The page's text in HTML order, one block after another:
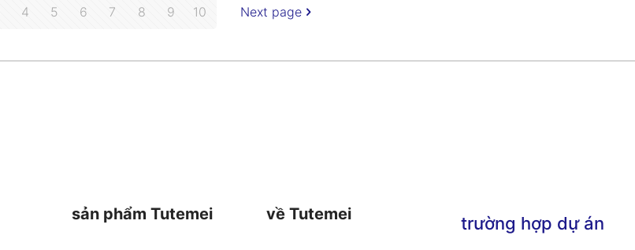
4 5 6 7 8 9 10 Next page
sản phẩm Tutemei về Tutemei trường hợp dự án